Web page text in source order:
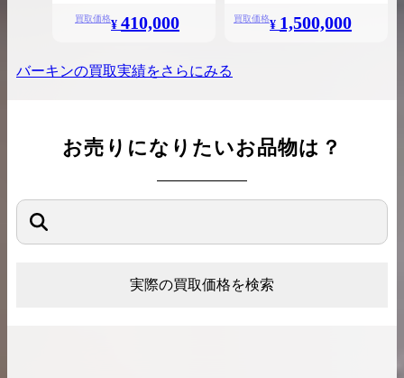
買取価格¥ 410,000 買取価格¥ 1,500,000
バーキンの買取実績をさらにみる
お売りになりたいお品物は？
実際の買取価格を検索